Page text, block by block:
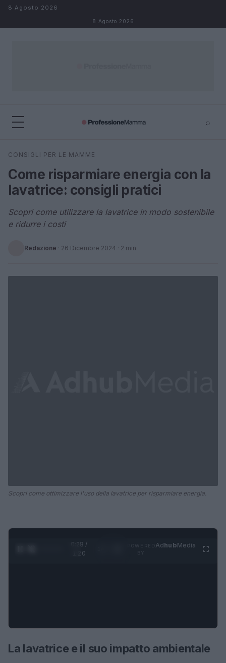
Salta al contenuto
8 Agosto 2026
8 Agosto 2026
⌕
Cerca
CONSIGLI PER LE MAMME
Come risparmiare energia con la
lavatrice: consigli pratici
Scopri come utilizzare la lavatrice in modo sostenibile
e ridurre i costi
Redazione · 26 Dicembre 2024 · 2 min
Scopri come ottimizzare l'uso della lavatrice per risparmiare energia.
0:28 /
1:20
AdhubMedia
La lavatrice e il suo impatto ambientale